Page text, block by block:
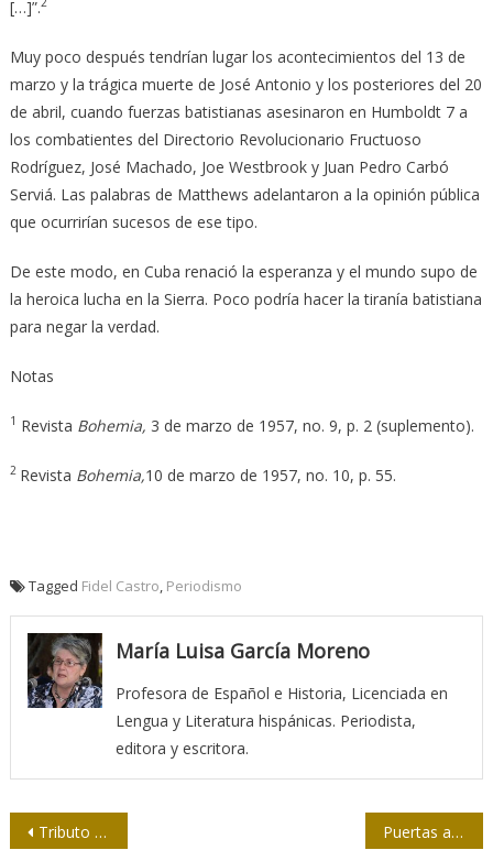
[…]”.
Muy poco después tendrían lugar los acontecimientos del 13 de
marzo y la trágica muerte de José Antonio y los posteriores del 20
de abril, cuando fuerzas batistianas asesinaron en Humboldt 7 a
los combatientes del Directorio Revolucionario Fruc­tuoso
Rodríguez, José Machado, Joe Westbrook y Juan Pedro Carbó
Serviá. Las palabras de Matthews adelantaron a la opinión pública
que ocurrirían sucesos de ese tipo.
De este modo, en Cuba renació la esperanza y el mundo supo de
la heroica lucha en la Sierra. Poco podría hacer la tiranía batistiana
para negar la verdad.
Notas
1 Revista Bohemia, 3 de marzo de 1957, no. 9, p. 2 (suplemento).
2 Revista Bohemia,10 de marzo de 1957, no. 10, p. 55.
Tagged Fidel Castro, Periodismo
María Luisa García Moreno
Profesora de Español e Historia, Licenciada en
Lengua y Literatura hispánicas. Periodista,
editora y escritora.
Navegación
Tributo a un periodista Puertas abiertas a la lectura